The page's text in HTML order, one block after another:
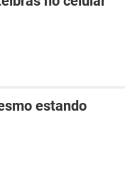
estando